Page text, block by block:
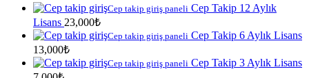
Cep takip giriş paneli Cep Takip 12 Aylık
Lisans 23,000₺
Cep takip giriş paneli Cep Takip 6 Aylık Lisans
13,000₺
Cep takip giriş paneli Cep Takip 3 Aylık Lisans